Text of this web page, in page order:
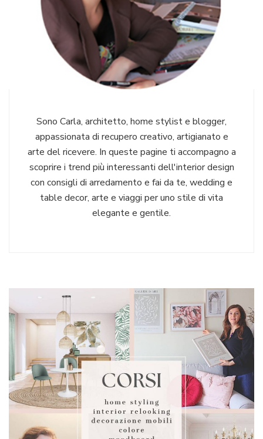
Sono Carla, architetto, home stylist e blogger,
appassionata di recupero creativo, artigianato e
arte del ricevere. In queste pagine ti accompagno a
scoprire i trend più interessanti dell'interior design
con consigli di arredamento e fai da te, wedding e
table decor, arte e viaggi per uno stile di vita
elegante e gentile.